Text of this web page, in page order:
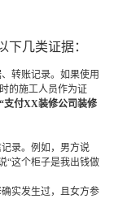
几类证据：
转账记录。如果使用
的施工人员作为证
支付XX装修公司装修
录。例如，男方说
“这个柜子是我出钱做
实发生过，且女方参